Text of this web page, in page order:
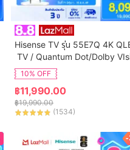
Hisense TV รุ่น 55E7Q 4K
TV / Quantum Dot/Dolby
HDR10+ HSG/VIDAA U9 /
Atmos Hand-Free Voice
Netflix Youtube /Game Mode
R, ALLM / WIFI 5 /Bluetooth
HDMI
10% OFF
฿11,990.00
฿19,990.00
(1534)